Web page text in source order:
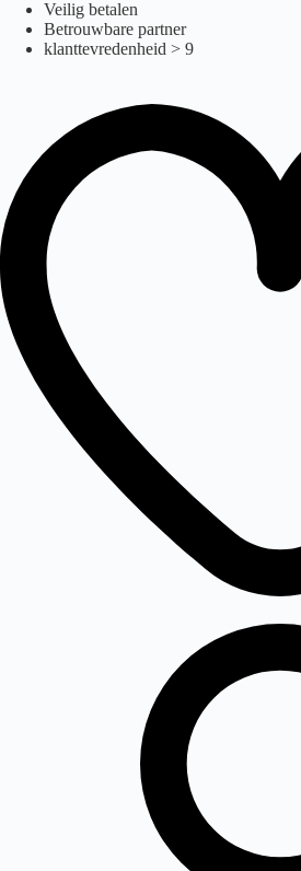
Atto accu
naar
Veilig betalen
Betrouwbare partner
klanttevredenheid > 9